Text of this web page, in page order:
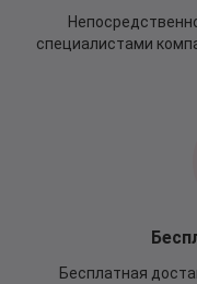
специалистами
Бесплатная